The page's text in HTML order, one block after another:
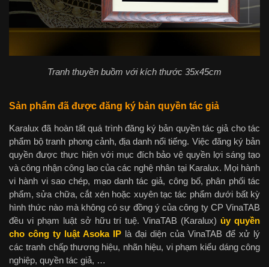
Tranh thuyền buồm với kích thước 35x45cm
Sản phẩm đã được đăng ký bản quyền tác giả
Karalux đã hoàn tất quá trình đăng ký bản quyền tác giả cho tác
phẩm bộ tranh phong cảnh, địa danh nổi tiếng. Việc đăng ký bản
quyền được thực hiện với mục đích bảo vệ quyền lợi sáng tạo
và công nhận công lao của các nghệ nhân tại Karalux. Mọi hành
vi hành vi sao chép, mạo danh tác giả, công bố, phân phối tác
phẩm, sửa chữa, cắt xén hoặc xuyên tạc tác phẩm dưới bất kỳ
hình thức nào mà không có sự đồng ý của công ty CP VinaTAB
đều vi phạm luật sở hữu trí tuệ. VinaTAB (Karalux) ủy quyền
cho công ty luật Asoka IP là đại diện của VinaTAB để xử lý
các tranh chấp thương hiệu, nhãn hiệu, vi phạm kiểu dáng công
nghiệp, quyền tác giả, …